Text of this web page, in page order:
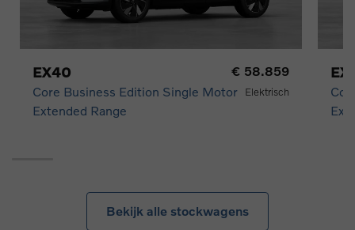
EX40 € 58.859
Core Business Edition Single Motor
Extended Range
Elektrisch
Bekijk alle stockwagens